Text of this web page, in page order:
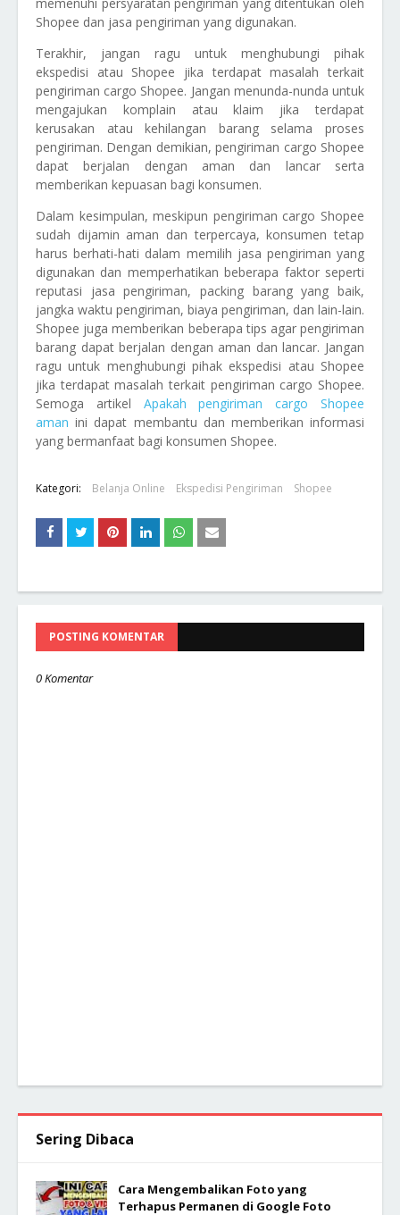
Shopee dan jasa pengiriman yang digunakan.
Terakhir, jangan ragu untuk menghubungi pihak
ekspedisi atau Shopee jika terdapat masalah terkait
pengiriman cargo Shopee. Jangan menunda-nunda untuk
mengajukan komplain atau klaim jika terdapat
kerusakan atau kehilangan barang selama proses
pengiriman. Dengan demikian, pengiriman cargo Shopee
dapat berjalan dengan aman dan lancar serta
memberikan kepuasan bagi konsumen.
Dalam kesimpulan, meskipun pengiriman cargo Shopee
sudah dijamin aman dan terpercaya, konsumen tetap
harus berhati-hati dalam memilih jasa pengiriman yang
digunakan dan memperhatikan beberapa faktor seperti
reputasi jasa pengiriman, packing barang yang baik,
jangka waktu pengiriman, biaya pengiriman, dan lain-lain.
Shopee juga memberikan beberapa tips agar pengiriman
barang dapat berjalan dengan aman dan lancar. Jangan
ragu untuk menghubungi pihak ekspedisi atau Shopee
jika terdapat masalah terkait pengiriman cargo Shopee.
Semoga artikel Apakah pengiriman cargo Shopee
aman ini dapat membantu dan memberikan informasi
yang bermanfaat bagi konsumen Shopee.
Kategori: Belanja Online Ekspedisi Pengiriman Shopee
POSTING KOMENTAR
0 Komentar
Sering Dibaca
Cara Mengembalikan Foto yang
Terhapus Permanen di Google Foto